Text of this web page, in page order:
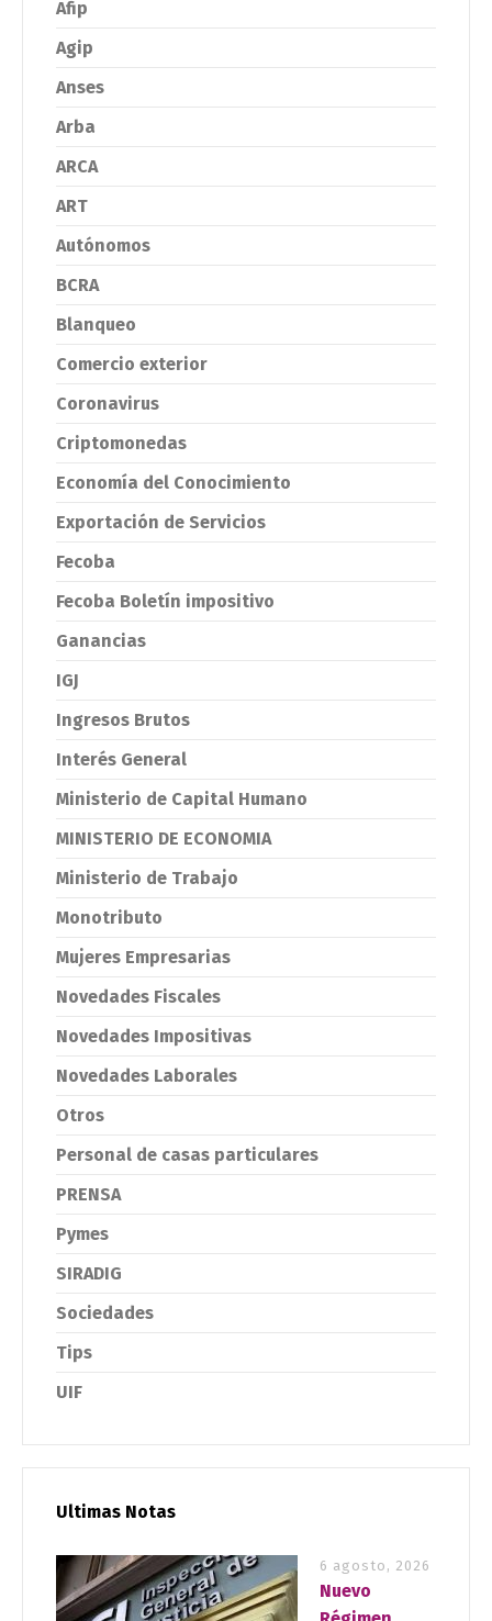
Afip
Agip
Anses
Arba
ARCA
ART
Autónomos
BCRA
Blanqueo
Comercio exterior
Coronavirus
Criptomonedas
Economía del Conocimiento
Exportación de Servicios
Fecoba
Fecoba Boletín impositivo
Ganancias
IGJ
Ingresos Brutos
Interés General
Ministerio de Capital Humano
MINISTERIO DE ECONOMIA
Ministerio de Trabajo
Monotributo
Mujeres Empresarias
Novedades Fiscales
Novedades Impositivas
Novedades Laborales
Otros
Personal de casas particulares
PRENSA
Pymes
SIRADIG
Sociedades
Tips
UIF
Ultimas Notas
6 agosto, 2026
Nuevo